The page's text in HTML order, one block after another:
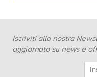
Iscriviti alla nostra
aggiornato su news e